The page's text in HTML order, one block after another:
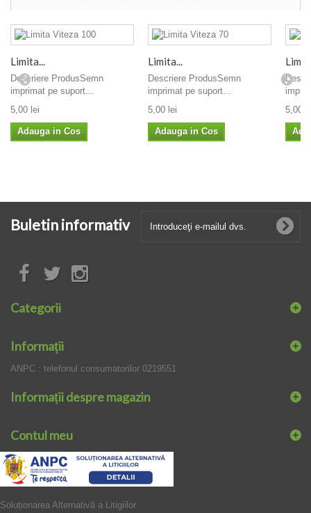
Limita...
Descriere ProdusSemn
imprimat pe suport...
5,00 lei
Adauga in Cos
Limita...
Descriere ProdusSemn
imprimat pe suport...
5,00 lei
Adauga in Cos
5,00
Buletin informativ
Categorii
Informaţii
ANPC : telefonul consumatorilor 0219551
Informații despre magazin
Contul meu
Soluționarea Alternativă a Litigiilor